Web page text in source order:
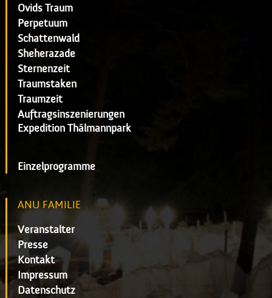
Ovids Traum
Perpetuum
Schattenwald
Sheherazade
Sternenzeit
Traumstaken
Traumzeit
Auftragsinszenierungen
Expedition Thälmannpark
Einzelprogramme
ANU FAMILIE
Veranstalter
Presse
Kontakt
Impressum
Datenschutz